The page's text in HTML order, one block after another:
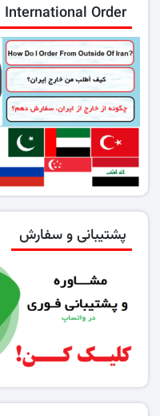
International Order
پشتیبانی و سفارش